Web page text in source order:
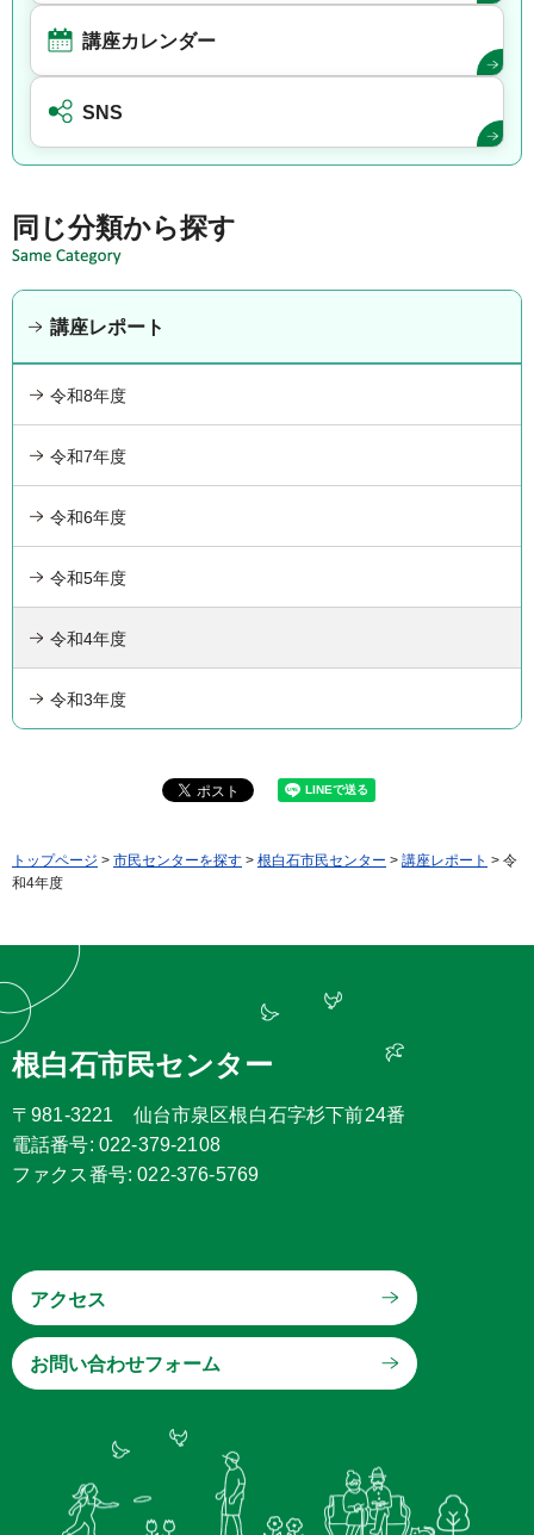
講座カレンダー
SNS
同じ分類から探す
講座レポート
令和8年度
令和7年度
令和6年度
令和5年度
令和4年度
令和3年度
トップページ > 市民センターを探す > 根白石市民センター > 講座レポート > 令
和4年度
根白石市民センター
〒981-3221 仙台市泉区根白石字杉下前24番
電話番号: 022-379-2108
ファクス番号: 022-376-5769
アクセス